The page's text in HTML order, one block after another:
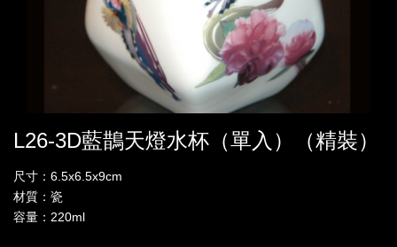
L26-3D藍鵲天燈水杯（單入）（精裝）
尺寸：6.5x6.5x9cm
材質：瓷
容量：220ml